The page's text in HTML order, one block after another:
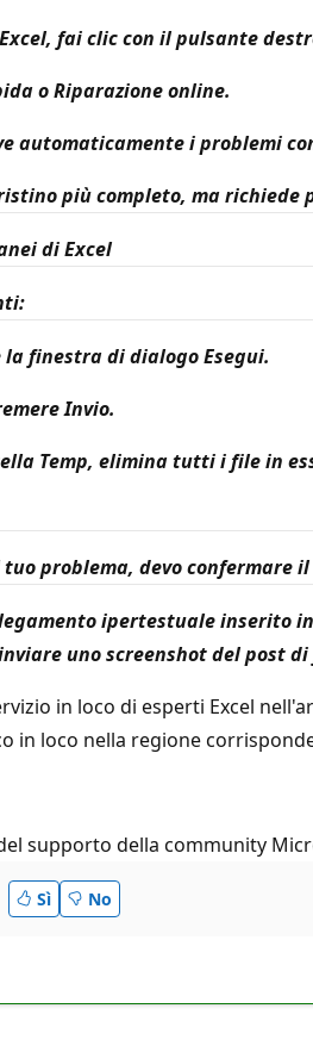
fai clic con il pulsante
o Riparazione online.
automaticamente i problemi
più completo, ma richiede
di Excel
la finestra di dialogo Esegui.
Invio.
Temp, elimina tutti i file in
problema, devo confermare
ipertestuale inserito
uno screenshot del post
in loco di esperti Excel
in loco nella regione
supporto della community
Sì No